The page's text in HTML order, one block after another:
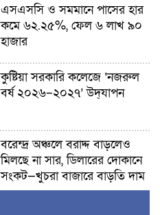
এসএসসি ও সমমানে পাসের হার
কমে ৬২.২৫%, ফেল ৬ লাখ ৯০
হাজার
কুষ্টিয়া সরকারি কলেজে ‘নজরুল
বর্ষ ২০২৬–২০২৭’ উদ্‌যাপন
বরেন্দ্র অঞ্চলে বরাদ্দ বাড়লেও
মিলছে না সার, ডিলারের দোকানে
সংকট—খুচরা বাজারে বাড়তি দাম